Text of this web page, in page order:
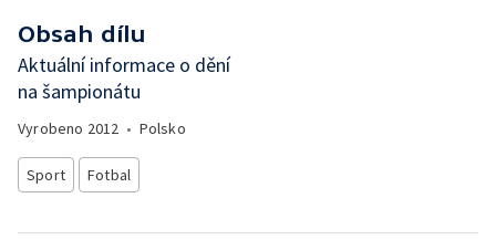
Obsah dílu
Aktuální informace o dění
na šampionátu
Vyrobeno 2012 • Polsko
Sport Fotbal